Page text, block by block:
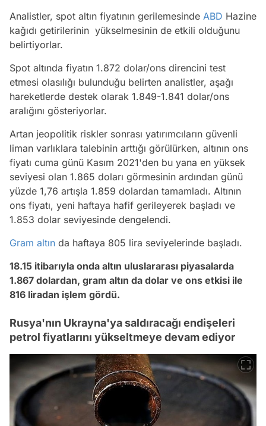
Analistler, spot altın fiyatının gerilemesinde ABD Hazine
kağıdı getirilerinin yükselmesinin de etkili olduğunu
belirtiyorlar.
Spot altında fiyatın 1.872 dolar/ons direncini test
etmesi olasılığı bulunduğu belirten analistler, aşağı
hareketlerde destek olarak 1.849-1.841 dolar/ons
aralığını gösteriyorlar.
Artan jeopolitik riskler sonrası yatırımcıların güvenli
liman varlıklara talebinin arttığı görülürken, altının ons
fiyatı cuma günü Kasım 2021'den bu yana en yüksek
seviyesi olan 1.865 doları görmesinin ardından günü
yüzde 1,76 artışla 1.859 dolardan tamamladı. Altının
ons fiyatı, yeni haftaya hafif gerileyerek başladı ve
1.853 dolar seviyesinde dengelendi.
Gram altın da haftaya 805 lira seviyelerinde başladı.
18.15 itibarıyla onda altın uluslararası piyasalarda
1.867 dolardan, gram altın da dolar ve ons etkisi ile
816 liradan işlem gördü.
Rusya'nın Ukrayna'ya saldıracağı endişeleri
petrol fiyatlarını yükseltmeye devam ediyor